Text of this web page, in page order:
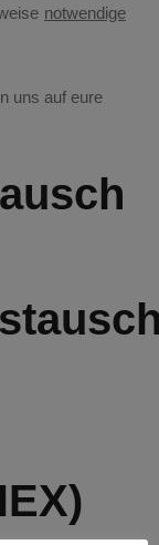
notwendige
uns auf eure